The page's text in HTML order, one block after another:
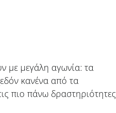
με μεγάλη αγωνία: τα
κανένα από τα
πιο πάνω δραστηριότητες